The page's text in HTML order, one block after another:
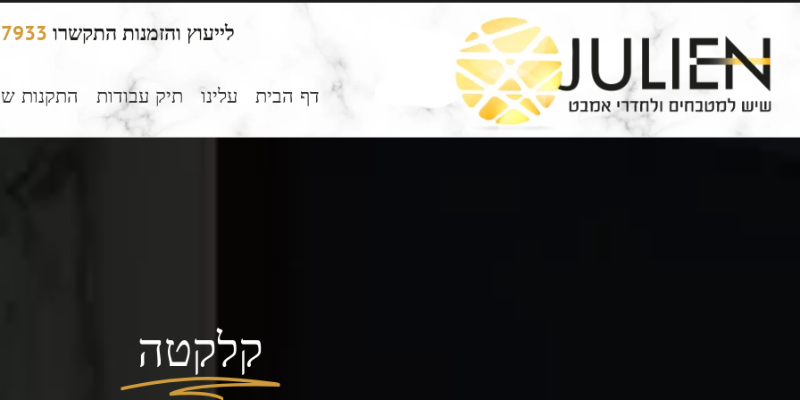
content
לייעוץ והזמנות התקשרו
דף הבית עלינו תיק עבודות התקנות
קלקטה